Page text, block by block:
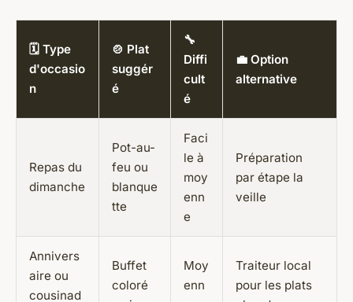
🗓️ Type
d'occasio
n
🍲 Plat
suggér
é
🔧
Diffi
cult
é
💼 Option
alternative
Repas du
dimanche
Pot-au-
feu ou
blanque
tte
Faci
le à
moy
enn
e
Préparation
par étape la
veille
Annivers
aire ou
cousinad
Buffet
coloré
Moy
enn
Traiteur local
pour les plats